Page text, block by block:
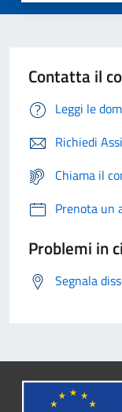
Contatta il
Leggi le
Richiedi
Chiama il
Prenota un
Problemi in
Segnala